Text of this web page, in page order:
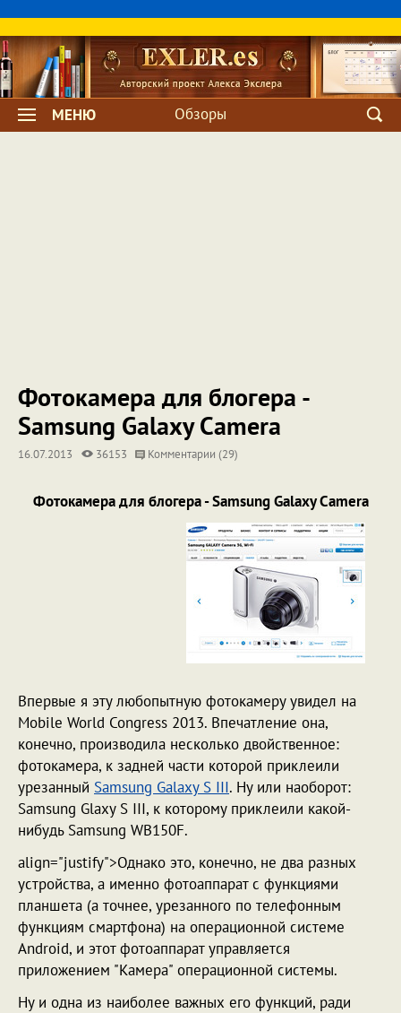
МЕНЮ Обзоры
Фотокамера для блогера -
Samsung Galaxy Camera
16.07.2013 36153 Комментарии (29)
Фотокамера для блогера - Samsung Galaxy Camera
Впервые я эту любопытную фотокамеру увидел на
Mobile World Congress 2013. Впечатление она,
конечно, производила несколько двойственное:
фотокамера, к задней части которой приклеили
урезанный Samsung Galaxy S III. Ну или наоборот:
Samsung Glaxy S III, к которому приклеили какой-
нибудь Samsung WB150F.
align="justify">Однако это, конечно, не два разных
устройства, а именно фотоаппарат с функциями
планшета (а точнее, урезанного по телефонным
функциям смартфона) на операционной системе
Android, и этот фотоаппарат управляется
приложением "Камера" операционной системы.
Ну и одна из наиболее важных его функций, ради